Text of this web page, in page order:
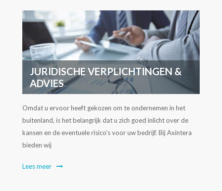
JURIDISCHE VERPLICHTINGEN &
ADVIES
Omdat u ervoor heeft gekozen om te ondernemen in het
buitenland, is het belangrijk dat u zich goed inlicht over de
kansen en de eventuele risico’s voor uw bedrijf. Bij Axintera
bieden wij
Lees meer